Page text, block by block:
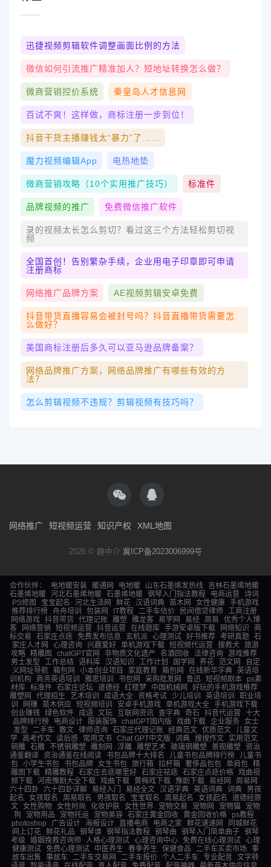
迅捷视频剪辑软件调整画面比例的方法
微信如何引流推广精准加人？短地址转换怎么做？
微商营销控价系统 秦皇岛人才信息网
百试不爽！这样做，商标注册一步到位！
抖音干货主播赚钱太“暴力”了……
魔力视频编辑app 电热地垫
微商营销攻略（10个实用推广技巧） 标准件
品牌视频的推广 免费微信推广软件
录的视频太长怎么剪切？看过这三个方法轻松剪切视
频
全国首创！告别繁杂手续，企业用电子印章即可申请
注册商标
网络推广品牌方案 AE视频剪辑安卓免费
抖音带货直播容易会被封号吗？抖音直播带货需要怎
么做好？
美国商标注册后多久可以亚马逊品牌备案？
网络品牌推广方案，网络品牌推广有哪些有效的方
法？
怎么剪辑视频不违规？剪辑视频有技巧吗？
网络推广 短视频运营 知识产权 XML地图
2026 © 趣中介 冀ICP备2023006999号
合作伙伴： 电地暖安装 暖通网 电地暖 山东石墨烯发热线
吉林石墨烯地暖
石墨烯地暖
河北石墨烯地暖 石墨烯地暖 钢琴入门指法教程 电商运营
诗词
PS修图
宝宝起名 河北生活网 鲜花 汉语词典 苗木网 女性健康 手机游戏
推荐排行榜
舟舟培训 包装网 IT教程 二手车估价 民间借贷律师
工商注册
网络游戏 抖音带货 代理记账 雕塑 雕龙客 易学网 易经 周易
优秀个人博
客
网络营销 短视频运营 抖音运营 在线题库 手游安卓版下载 网络知识
商
标交易
石家庄点痣 免费发布信息 玄机派 心理测试 好书推荐 考研真题 石
家庄人才网
心理咨询 兴趣爱好 单机游戏下载 短视频代运营 搜救犬 旅游
攻略 精雕图 chatGPT官网 非物质文化遗产 名酒回收 法律咨询 游戏推荐
男士发型
工作总结 语料库 汉语知识 工作计划 国学网 养花 范文网
自定
义网址导航 箱包网 小本创业项目 家庭教育 箱包网 在线新华字典 英语培
训机构
商务英语培训 雅思培训 书包网 采购批发网 鲁迅 短视频剧本
ps素
材库
标准件 石家庄论坛 道德经 红楼梦 中国机械网
好玩的手机游戏推荐
雕塑网
代理招生 艺术培训 成语大全 资格考试 少儿培训 英语培训
职业培
训
网赚 苗木供应 短视频培训 安卓手机游戏 单机游戏大全
手机游戏下载
创业赚钱
绿色软件 成语 文玩 互联网资讯 查字典 奇石 抖音代运营 十大
品牌排行榜
电商设计 服装服饰 chatGPT国内版 戏曲下载 企业服务
女士
发型
二手车 散文 律师咨询 石家庄代理记账 经典范文 优质范文
儿童文
学 高考作文 读后感 常用文书 Chat GPT中文版 词典 搜搜作文
实用范文
铜雕 石雕 不锈钢雕塑 雕刻网 浮雕 雕塑艺术 玻璃钢雕塑 景观雕塑
资治
通鉴翻译
资治通鉴在线阅读 书包品牌十大排名 儿童书包品牌排行榜
儿童书
包 小学生书包 书包品牌 女生书包 旅行箱 拉杆箱 奢侈品包包 单肩包 精
雕图下载 精雕教程 石家庄去痣哪里好 石家庄祛痣 石家庄点痣价格 戏曲视
频下载
河南豫剧大全下载 戏曲下载 黄梅戏下载 豫剧下载 易经网
周易网
六十四卦
六十四卦详解 易经入门 易经全文 汉语字典 英语词典 词典
男孩
起名
女孩取名 周易取名 男孩取名 宝宝取名 周易起名 女孩起名
道德经原
文 女性购物 女性时尚 化妆护肤 女性世界 宠物交易 宠物网 宠物猫
宠物
狗
宠物用品 宠物托运 宠物美容 石家庄黄金回收 黄金回收价格
ps教程
photoshop
广告设计 海报设计 直播电商 电商之家 鲜花速递网
同城鲜花
网上订花 鲜花礼品 钢琴谱 钢琴指法教程 钢琴曲 钢琴入门简单曲子 钢琴
考级
婚姻挽救咨询师 人格心理测试 心理咨询中心 免费在线心理测试 心理
健康测试
免费心理测试 中医养生 春季养生 保健食品 二手车买卖市场
事
故车出售
事故车 二手车交易网 二手车报价 个人二手车 专业配音 文字转